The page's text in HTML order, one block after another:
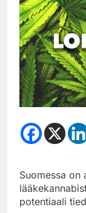
Suomessa
potentiaali